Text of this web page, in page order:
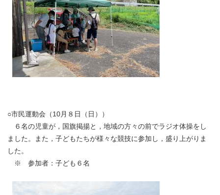
○市民運動会（10月８日（日））
６名の児童が，国旗掲揚と，地域の方々の前でラジオ体操をし
ました。また，子どもたちが様々な競技に参加し，盛り上がりま
した。
※ 参加者：子ども６名